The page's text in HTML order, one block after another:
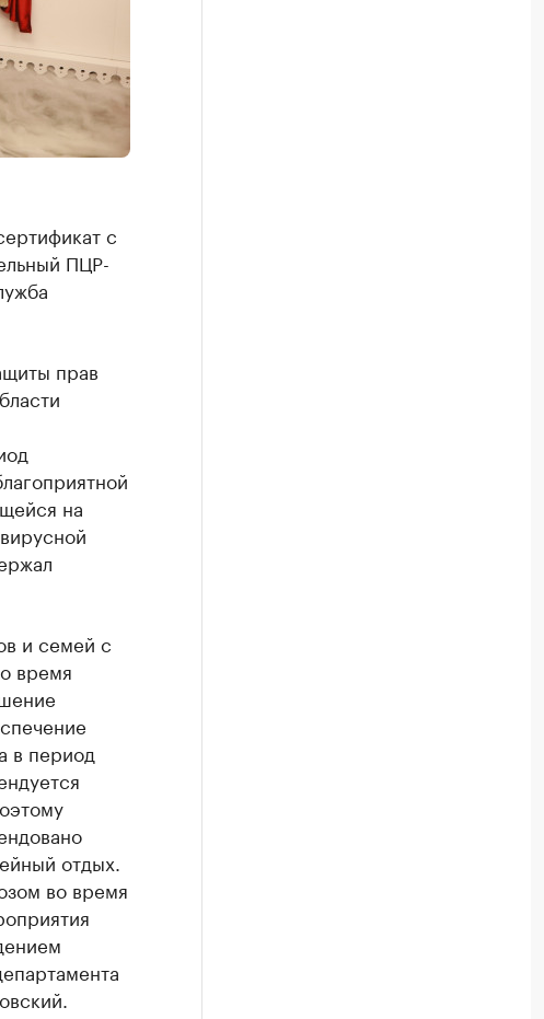
с
ПЦР-
прав
на
и семей с
время
в период
отдых.
во время